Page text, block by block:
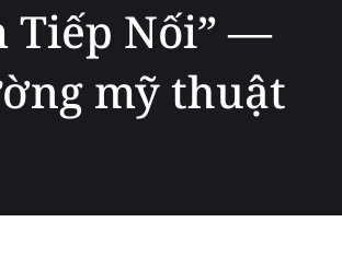
Tiếp Nối” —
mỹ thuật